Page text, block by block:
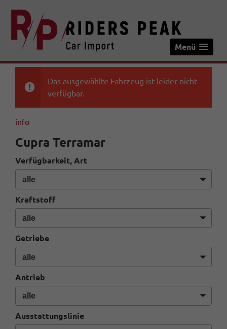
Menü
Das ausgewählte Fahrzeug ist leider nicht
verfügbar.
info
Cupra Terramar
Verfügbarkeit, Art
Kraftstoff
Getriebe
Antrieb
Ausstattungslinie